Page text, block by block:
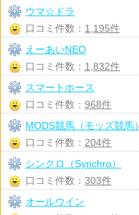
ウマ☆ドラ
口コミ件数： 1,195件
えーあいNEO
口コミ件数： 1,832件
スマートホース
口コミ件数： 968件
MODS競馬（モッズ競馬）
口コミ件数： 204件
シンクロ（Synchro）
口コミ件数： 303件
オールウイン